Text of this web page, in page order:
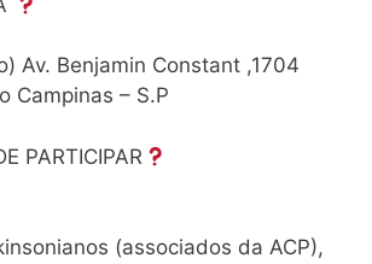
Av. Benjamin Constant ,1704
Campinas – S.P
PARTICIPAR
(associados da ACP),